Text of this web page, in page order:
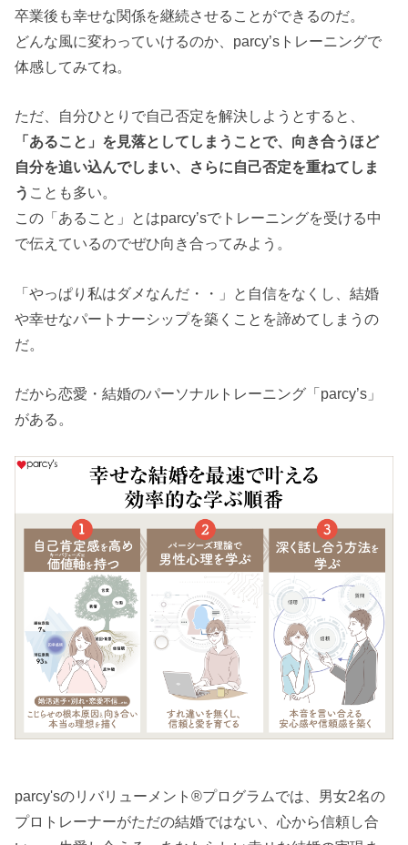
卒業後も幸せな関係を継続させることができるのだ。
どんな風に変わっていけるのか、parcy’sトレーニングで
体感してみてね。
ただ、自分ひとりで自己否定を解決しようとすると、
「あること」を見落としてしまうことで、向き合うほど
自分を追い込んでしまい、さらに自己否定を重ねてしま
う ことも多い。
この「あること」とはparcy’sでトレーニングを受ける中
で伝えているのでぜひ向き合ってみよう。
「やっぱり私はダメなんだ・・」と自信をなくし、結婚
や幸せなパートナーシップを築くことを諦めてしまうの
だ。
だから恋愛・結婚のパーソナルトレーニング「parcy’s」
がある。
parcy'sのリバリューメント®︎プログラムでは、男女2名の
プロトレーナーがただの結婚ではない、心から信頼し合